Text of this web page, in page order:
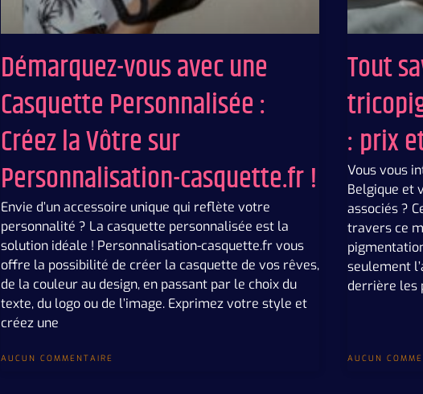
Démarquez-vous avec une
Casquette Personnalisée :
Créez la Vôtre sur
Personnalisation-casquette.fr !
Envie d’un accessoire unique qui reflète votre
personnalité ? La casquette personnalisée est la
solution idéale ! Personnalisation-casquette.fr vous
offre la possibilité de créer la casquette de vos rêves,
de la couleur au design, en passant par le choix du
texte, du logo ou de l’image. Exprimez votre style et
créez une
AUCUN COMMENTAIRE
Tout
: prix
Vous vous
Belgique et
associés ?
travers ce
seulement
derrière les
AUCUN